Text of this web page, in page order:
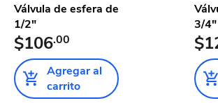
Válvula de esfera de
1/2"
$106.00
Agregar al
carrito
3/4"